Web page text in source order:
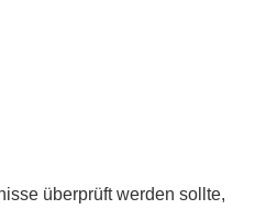
überprüft werden sollte,